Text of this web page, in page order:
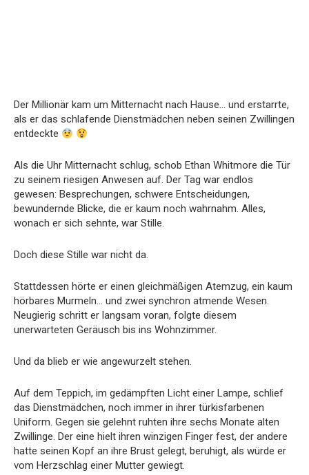
Der Millionär kam um Mitternacht nach Hause… und erstarrte,
als er das schlafende Dienstmädchen neben seinen Zwillingen
entdeckte
Als die Uhr Mitternacht schlug, schob Ethan Whitmore die Tür
zu seinem riesigen Anwesen auf. Der Tag war endlos
gewesen: Besprechungen, schwere Entscheidungen,
bewundernde Blicke, die er kaum noch wahrnahm. Alles,
wonach er sich sehnte, war Stille.
Doch diese Stille war nicht da.
Stattdessen hörte er einen gleichmäßigen Atemzug, ein kaum
hörbares Murmeln… und zwei synchron atmende Wesen.
Neugierig schritt er langsam voran, folgte diesem
unerwarteten Geräusch bis ins Wohnzimmer.
Und da blieb er wie angewurzelt stehen.
Auf dem Teppich, im gedämpften Licht einer Lampe, schlief
das Dienstmädchen, noch immer in ihrer türkisfarbenen
Uniform. Gegen sie gelehnt ruhten ihre sechs Monate alten
Zwillinge. Der eine hielt ihren winzigen Finger fest, der andere
hatte seinen Kopf an ihre Brust gelegt, beruhigt, als würde er
vom Herzschlag einer Mutter gewiegt.